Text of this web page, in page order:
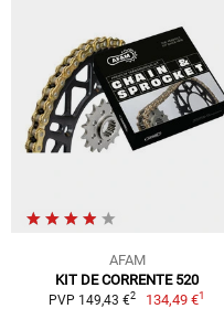
AFAM
KIT DE CORRENTE 520
PVP 149,43 €2 134,49 €1